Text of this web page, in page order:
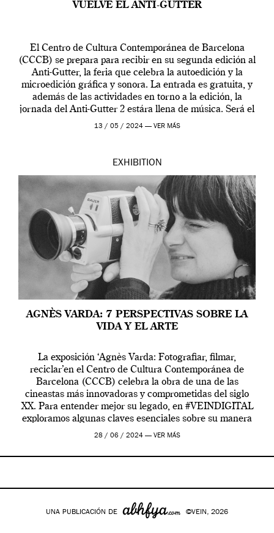
VUELVE EL ANTI-GUTTER
El Centro de Cultura Contemporánea de Barcelona
(CCCB) se prepara para recibir en su segunda edición al
Anti-Gutter, la feria que celebra la autoedición y la
microedición gráfica y sonora. La entrada es gratuita, y
además de las actividades en torno a la edición, la
jornada del Anti-Gutter 2 estára llena de música. Será el
[…]
13 / 05 / 2024 — VER MÁS
EXHIBITION
AGNÈS VARDA: 7 PERSPECTIVAS SOBRE LA
VIDA Y EL ARTE
La exposición ‘Agnès Varda: Fotografiar, filmar,
reciclar’en el Centro de Cultura Contemporánea de
Barcelona (CCCB) celebra la obra de una de las
cineastas más innovadoras y comprometidas del siglo
XX. Para entender mejor su legado, en #VEINDIGITAL
exploramos algunas claves esenciales sobre su manera
de entender la vida, el cine y el arte contemporáneo.
28 / 06 / 2024 — VER MÁS
UNA PUBLICACIÓN DE ©VEIN, 2026